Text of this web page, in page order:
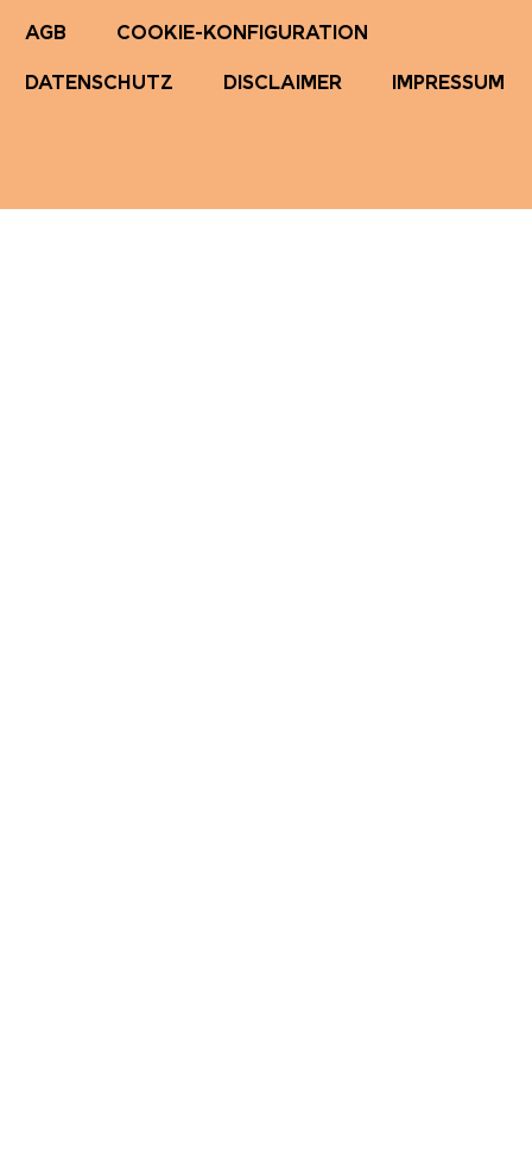
AGB COOKIE-KONFIGURATION
DATENSCHUTZ DISCLAIMER IMPRESSUM